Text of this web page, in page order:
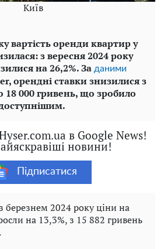
Київ
вартість оренди квартир у
з вересня 2024 року
на 26,2%. За даними
орендні ставки знизилися з
18 000 гривень, що зробило
в Google News!
новини!
Підписатися
березнем 2024 року ціни на
на 13,3%, з 15 882 гривень